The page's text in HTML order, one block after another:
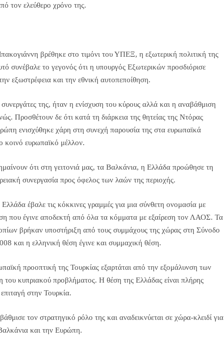
τον ελεύθερο χρόνο της.
βρέθηκε στο τιμόνι του ΥΠΕΞ, η εξωτερική πολιτική της
συνέβαλε το γεγονός ότι η υπουργός Εξωτερικών προσδιόρισε
εξωστρέφεια και την εθνική αυτοπεποίθηση.
της, ήταν η ενίσχυση του κύρους αλλά και η αναβάθμιση
Προσθέτουν δε ότι κατά τη διάρκεια της θητείας της Ντόρας
ενισχύθηκε χάρη στη συνεχή παρουσία της στα ευρωπαϊκά
κοινό ευρωπαϊκό μέλλον.
ότι στη γειτονιά μας, τα Βαλκάνια, η Ελλάδα προώθησε τη
συνεργασία προς όφελος των λαών της περιοχής.
έβαλε τις κόκκινες γραμμές για μια σύνθετη ονομασία με
που έγινε αποδεκτή από όλα τα κόμματα με εξαίρεση τον ΛΑΟΣ. Τα
βρήκαν υποστήριξη από τους συμμάχους της χώρας στη Σύνοδο
και η ελληνική θέση έγινε και συμμαχική θέση.
προοπτική της Τουρκίας εξαρτάται από την εξομάλυνση των
του κυπριακού προβλήματος. Η θέση της Ελλάδας είναι πλήρης
στην Τουρκία.
τον στρατηγικό ρόλο της και αναδεικνύεται σε χώρα-κλειδί για
και την Ευρώπη.